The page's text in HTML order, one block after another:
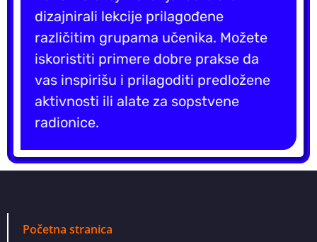
dizajnirali lekcije prilagođene
različitim grupama učenika. Možete
iskoristiti primere dobre prakse da
vas inspirišu i prilagoditi predložene
aktivnosti ili alate za sopstvene
radionice.
Početna stranica